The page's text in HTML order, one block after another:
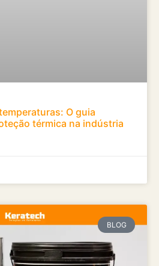
O guia
térmica na indústria
BLOG